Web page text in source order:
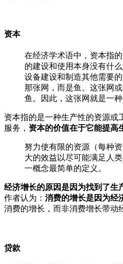
资本
在经济学术语中，资本指
的建设和使用本身没有什
设备建设和制造其他需要
那张网，而是鱼。这张网
鱼。因此，这张网就是一
资本指的是一种生产性的资源或
服务， 资本的价值在于它能提高
努力使有限的资源（每种
大的效益以尽可能满足人
一概念最简单的定义。
经济增长的原因是因为找到了生
作者认为： 消费的增长是因为经
消费的增长，而非消费增长带动
贷款